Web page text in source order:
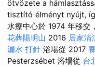
ötvözete a
tisztító élményt nyújt,
水療中心於 1974 年移交
花葬陽明山 2016 居家清
漏水 打針 浴場從 2017
Pesterzsébet 浴場從 台